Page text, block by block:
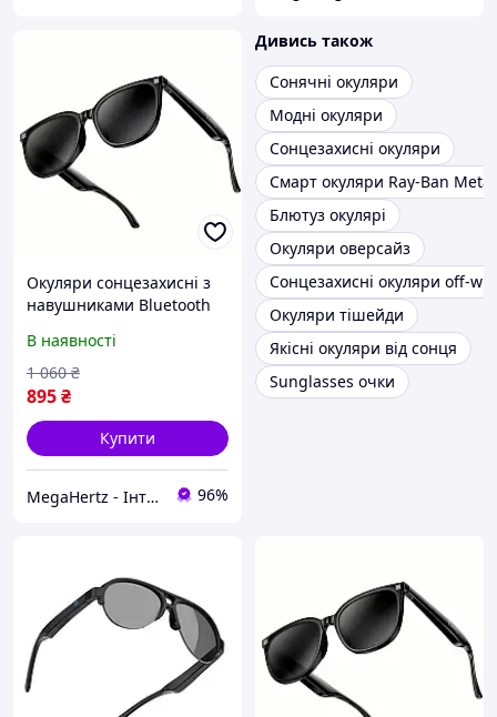
Окуляри сонцезахисні з
навушниками Bluetooth
В наявності
895₴
1 060 ₴
Купити
MegaHertz - Інтернет магазин електроніки 96%
Дивись також
Сонячні окуляри
Модні окуляри
Сонцезахисні окуляри
Смарт окуляри Ray-Ban Meta
Блютуз окулярі
Окуляри оверсайз
Сонцезахисні окуляри off-
Окуляри тішейди
Якісні окуляри від сонця
Sunglasses очки